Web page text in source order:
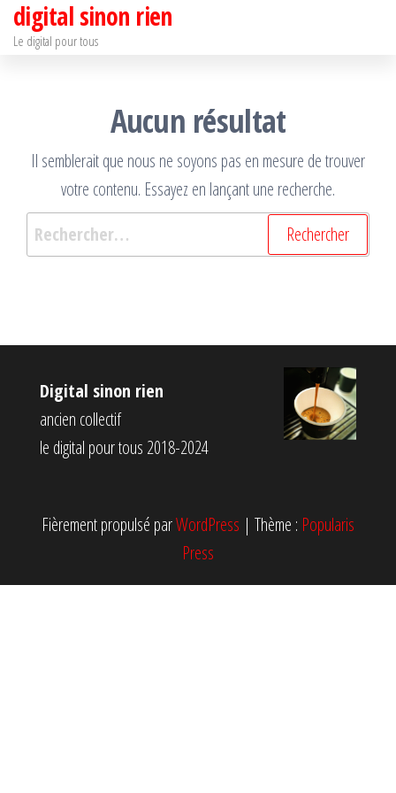
Passer
digital sinon rien
Le digital pour tous
Aucun résultat
Il semblerait que nous ne soyons pas en mesure de trouver
votre contenu. Essayez en lançant une recherche.
Digital sinon rien
ancien collectif
le digital pour tous 2018-2024
Fièrement propulsé parWordPress | Thème : Popularis
Press